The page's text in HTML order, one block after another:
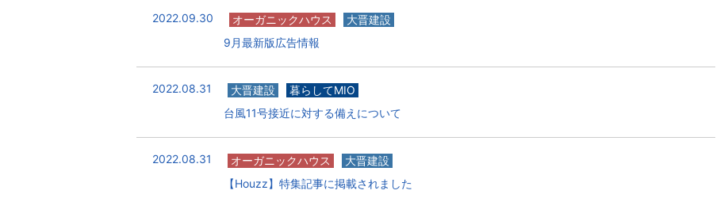
2022.09.30 オーガニックハウス
大晋建設
9月最新版広告情報
2022.08.31 大晋建設
暮らしてMIO
台風11号接近に対する備えについて
2022.08.31 オーガニックハウス
大晋建設
【Houzz】特集記事に掲載されました